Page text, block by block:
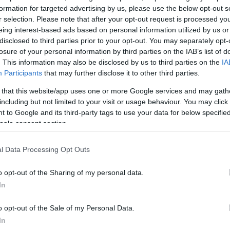
for targeted advertising by us, please use the below opt-out
selection. Please note that after your opt-out request is processed
interest-based ads based on personal information utilized by us
to third parties prior to your opt-out. You may separately
of your personal information by third parties on the IAB’s list of
This information may also be disclosed by us to third parties on the
Participants that may further disclose it to other third parties.
that this website/app uses one or more Google services and may
but not limited to your visit or usage behaviour. You may
to Google and its third-party tags to use your data for below
consent section.
Data Processing Opt Outs
opt-out of the Sharing of my personal data.
opt-out of the Sale of my Personal Data.
αντιπροσωπεύουν περίπου το 15% του συνολικού
σε γραφεία παγκοσμίως.
αλλαγές είναι απαραίτητες για να υλοποιήσει η
στρατηγική της, ενισχύοντας τα θεμέλιά της για
Η Volvo Cars παραμένει σταθερή στη
ηλεκτρική εταιρεία αυτοκινήτων, καθώς η
είναι το ταχύτερα αναπτυσσόμενο τμήμα της
σε αυτή τη μετάβαση.